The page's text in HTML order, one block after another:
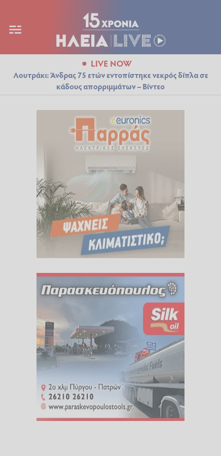
LIVE NOW
Λουτράκι: Άνδρας 75 ετών εντοπίστηκε νεκρός δίπλα σε
κάδους απορριμμάτων – Βίντεο